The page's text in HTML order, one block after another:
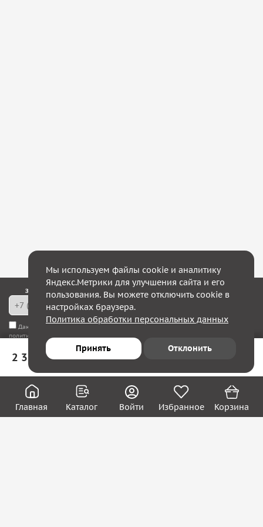
Главная Каталог Избранное
Войти Корзина
2 323 ₽
Закажите обратный звонок — в течение 10 минут мы с Вами свяжемся!
Даю согласие на обработку моих персональных данных
политикой конфиденциальности
Юридическим лицам
Акции
Вакансии
Контакты
Мы используем файлы cookie и аналитику
Яндекс.Метрики для улучшения сайта и его
пользования. Вы можете отключить cookie в
настройках браузера.
Политика обработки персональных данных
Принять Отклонить